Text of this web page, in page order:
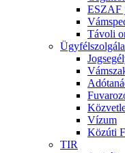
ESZAF
Távoli
Vízum
Közúti
TIR